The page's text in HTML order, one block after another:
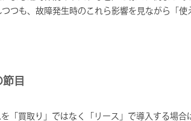
つも、故障発生時のこれら影響を見ながら「
目
「買取り」ではなく「リース」で導入する場